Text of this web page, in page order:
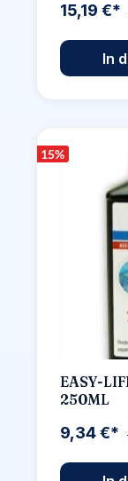
15,19 €*
In
15%
EASY-
250ML
9,34 €*